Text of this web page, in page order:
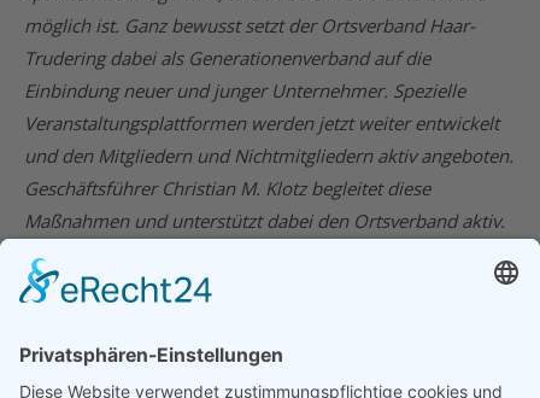
möglich ist. Ganz bewusst setzt der Ortsverband Haar-
Trudering dabei als Generationenverband auf die
Einbindung neuer und junger Unternehmer. Spezielle
Veranstaltungsplattformen werden jetzt weiter entwickelt
und den Mitgliedern und Nichtmitgliedern aktiv angeboten.
Geschäftsführer Christian M. Klotz begleitet diese
Maßnahmen und unterstützt dabei den Ortsverband aktiv.
24. Juni 2024